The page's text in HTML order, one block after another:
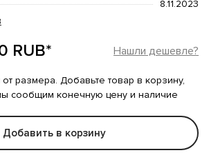
8.11.2023
RUB* Нашли дешевле?
от размера. Добавьте товар в корзину,
сообщим конечную цену и наличие
Добавить в корзину